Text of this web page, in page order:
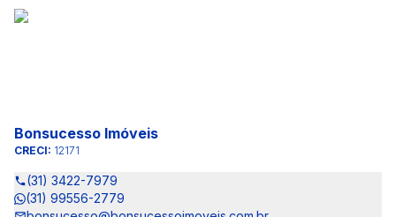
Bonsucesso Imóveis
CRECI: 12171
(31) 3422-7979
(31) 99556-2779